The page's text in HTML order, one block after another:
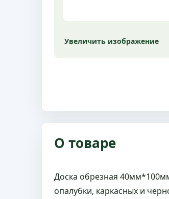
Увеличить изображение
Доска обрезная
опалубки, каркасных и